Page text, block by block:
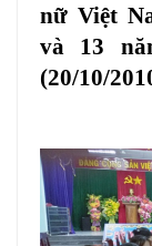
nữ Việt
và 13
(20/10/